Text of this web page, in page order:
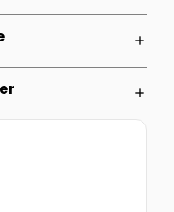
add
add